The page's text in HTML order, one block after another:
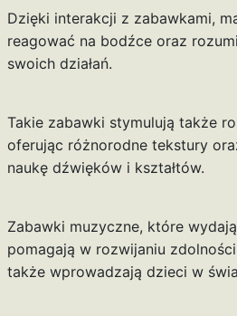
Dzięki interakcji z zabawkami,
reagować na bodźce oraz
swoich działań.
Takie zabawki stymulują także
oferując różnorodne tekstury
naukę dźwięków i kształtów.
Zabawki muzyczne, które
pomagają w rozwijaniu
także wprowadzają dzieci w